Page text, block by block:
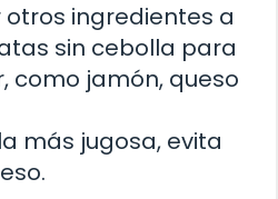
ingredientes a
sin cebolla para
como jamón, queso
más jugosa, evita